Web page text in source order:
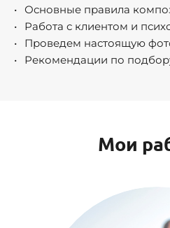
Основные правила
Работа с клиентом и
Проведем настоящую
Рекомендации по
Мои